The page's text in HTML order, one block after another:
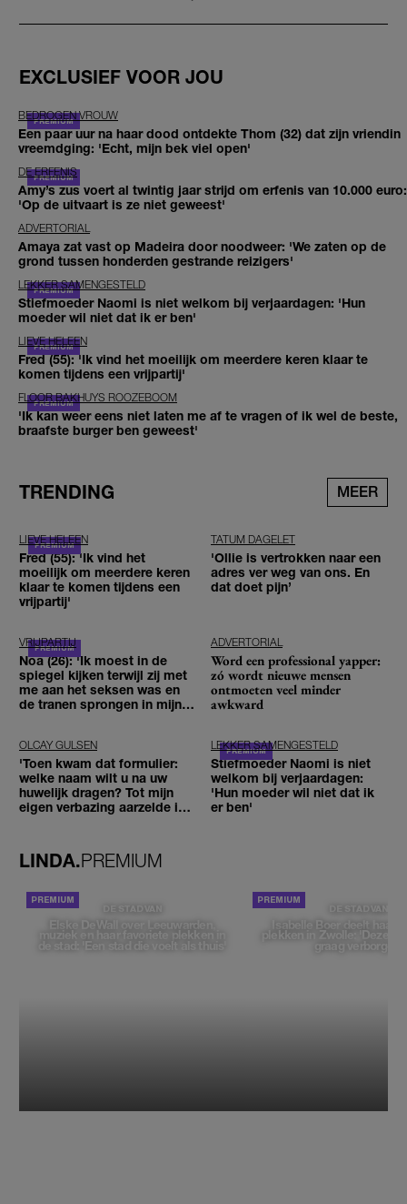
EXCLUSIEF VOOR JOU
BEDROGEN VROUW
Een paar uur na haar dood ontdekte Thom (32) dat zijn vriendin
vreemdging: 'Echt, mijn bek viel open'
DE ERFENIS
Amy’s zus voert al twintig jaar strijd om erfenis van 10.000 euro:
'Op de uitvaart is ze niet geweest'
ADVERTORIAL
Amaya zat vast op Madeira door noodweer: 'We zaten op de
grond tussen honderden gestrande reizigers'
LEKKER SAMENGESTELD
Stiefmoeder Naomi is niet welkom bij verjaardagen: 'Hun
moeder wil niet dat ik er ben'
LIEVE HELEEN
Fred (55): 'Ik vind het moeilijk om meerdere keren klaar te
komen tijdens een vrijpartij'
FLOOR BAKHUYS ROOZEBOOM
'Ik kan weer eens niet laten me af te vragen of ik wel de beste,
braafste burger ben geweest'
TRENDING MEER
LIEVE HELEEN
Fred (55): 'Ik vind het
moeilijk om meerdere keren
klaar te komen tijdens een
vrijpartij'
TATUM DAGELET
'Ollie is vertrokken naar een
adres ver weg van ons. En
dat doet pijn’
VRIJPARTIJ
Noa (26): 'Ik moest in de
spiegel kijken terwijl zij met
me aan het seksen was en
de tranen sprongen in mijn
ADVERTORIAL
Word een professional yapper:
zó wordt nieuwe mensen
ontmoeten veel minder
awkward
OLCAY GULSEN
'Toen kwam dat formulier:
welke naam wilt u na uw
huwelijk dragen? Tot mijn
eigen verbazing aarzelde ik
LEKKER SAMENGESTELD
Stiefmoeder Naomi is niet
welkom bij verjaardagen:
'Hun moeder wil niet dat ik
er ben'
LINDA.PREMIUM
DE STAD VAN
Elske DeWall over Leeuwarden,
muziek en haar favoriete plekken in
de stad: 'Een stad die voelt als thuis'
DE STAD VAN
Isabelle Boer deelt haar
plekken in Zwolle: 'Deze
graag verborgen'